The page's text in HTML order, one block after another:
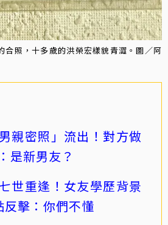
合照，十多歲的洪榮宏樣貌青澀。圖／阿
親密照」流出！對方做
新男友？
世重逢！女友學歷背景
擊：你們不懂